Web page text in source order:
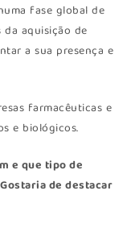
fase global de
aquisição de
a sua presença e
farmacêuticas e
e biológicos.
e que tipo de
de destacar